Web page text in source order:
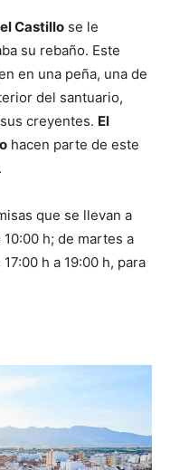
Castillo se le
su rebaño. Este
en una peña, una de
del santuario,
creyentes. El
hacen parte de este
que se llevan a
h; de martes a
h a 19:00 h, para